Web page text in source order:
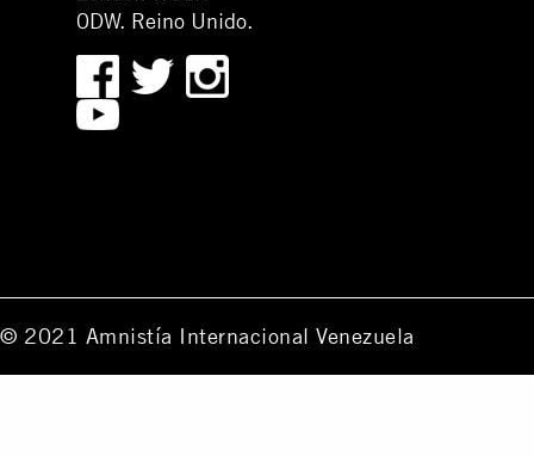
0DW. Reino Unido.
© 2021 Amnistía Internacional Venezuela